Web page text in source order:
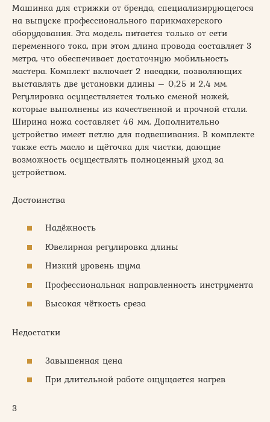
Машинка для стрижки от бренда, специализирующегося
на выпуске профессионального парикмахерского
оборудования. Эта модель питается только от сети
переменного тока, при этом длина провода составляет 3
метра, что обеспечивает достаточную мобильность
мастера. Комплект включает 2 насадки, позволяющих
выставлять две установки длины – 0,25 и 2,4 мм.
Регулировка осуществляется только сменой ножей,
которые выполнены из качественной и прочной стали.
Ширина ножа составляет 46 мм. Дополнительно
устройство имеет петлю для подвешивания. В комплекте
также есть масло и щёточка для чистки, дающие
возможность осуществлять полноценный уход за
устройством.
Достоинства
Надёжность
Ювелирная регулировка длины
Низкий уровень шума
Профессиональная направленность инструмента
Высокая чёткость среза
Недостатки
Завышенная цена
При длительной работе ощущается нагрев
3